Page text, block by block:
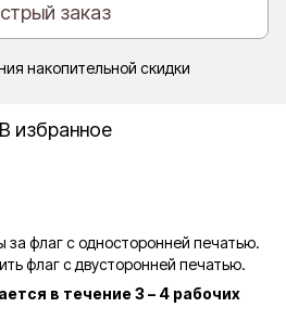
заказ
накопительной скидки
В избранное
за флаг с односторонней печатью.
флаг с двусторонней печатью.
в течение 3 – 4 рабочих